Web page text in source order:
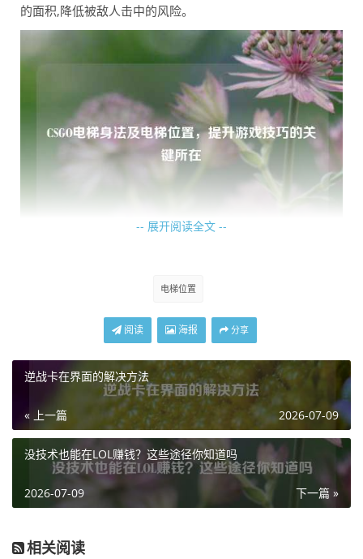
的面积,降低被敌人击中的风险。
电梯上升或下降时产生的惯性，通过小幅度的左右移动来微
的跳跃动作，能够打乱敌人的瞄准节奏，在电梯快到达目的
瞄准电梯口的准星瞬间落空,从而为自己争取到开火或躲避的
当电梯门即将打开时，也是考验玩家身法技巧的关键时刻，
不要急于冲出去，而是先短暂停顿一下，观察门外的动静，
如果没有发现敌人，再以快速且灵活的方式走出电梯，比如
采用斜向移动，这样可以增加敌人瞄准的难度，一旦发现敌
人，要能迅速做出反应,利用电梯门的掩护进行躲避或还击。
在防守电梯区域时，利用电梯身法可以有效地控制敌人的推
-- 展开阅读全文 --
电梯位置
阅读 海报 分享
逆战卡在界面的解决方法
« 上一篇 2026-07-09
没技术也能在LOL赚钱？这些途径你知道吗
下一篇 »
2026-07-09
相关阅读